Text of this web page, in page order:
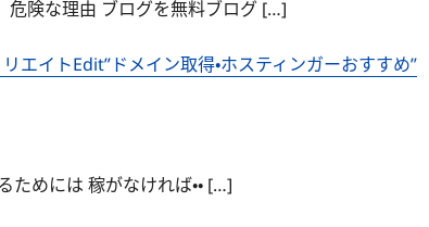
危険な理由 ブログを無料ブログ […]
エイトEdit”ドメイン取得・ホスティンガーおすすめ”
めには 稼がなければ・・ […]